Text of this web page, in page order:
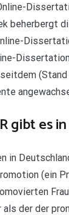
beherbergt
(Stand
gibt es
in
(ein
der der